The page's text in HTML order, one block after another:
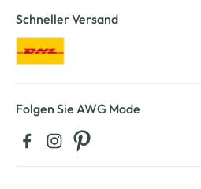
Schneller Versand
Folgen Sie AWG Mode